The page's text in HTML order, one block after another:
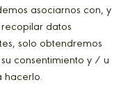
asociarnos con, y
datos
solo obtendremos
consentimiento y / u
hacerlo.